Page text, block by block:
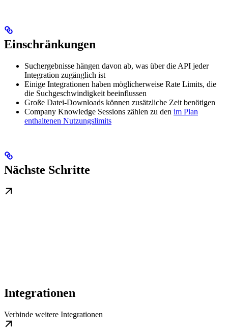
Einschränkungen
Suchergebnisse hängen davon ab, was über die API jeder
Integration zugänglich ist
Einige Integrationen haben möglicherweise Rate Limits, die
die Suchgeschwindigkeit beeinflussen
Große Datei-Downloads können zusätzliche Zeit benötigen
Company Knowledge Sessions zählen zu den im Plan
enthaltenen Nutzungslimits
Nächste Schritte
Integrationen
Verbinde weitere Integrationen